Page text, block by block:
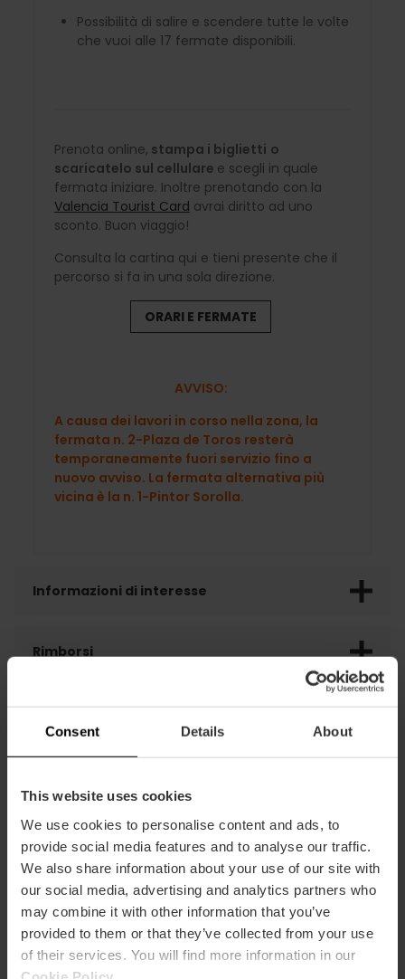
Consent Details About
This website uses cookies
We use cookies to personalise content and ads, to
provide social media features and to analyse our traffic.
We also share information about your use of our site with
our social media, advertising and analytics partners who
may combine it with other information that you’ve
provided to them or that they’ve collected from your use
of their services. You will find more information in our
Possibilità di salire e scendere tutte le volte
che vuoi alle 17 fermate disponibili.
Prenota online, stampa i biglietti o
scaricatelo sul cellulare e scegli in quale
fermata iniziare. Inoltre prenotando con la
Valencia Tourist Card avrai diritto ad uno
sconto. Buon viaggio!
Consulta la cartina qui e tieni presente che il
percorso si fa in una sola direzione.
ORARI E FERMATE
AVVISO:
A causa dei lavori in corso nella zona, la
fermata n. 2-Plaza de Toros resterà
temporaneamente fuori servizio fino a
nuovo avviso. La fermata alternativa più
vicina è la n. 1-Pintor Sorolla.
Informazioni di interesse
Rimborsi
VLC Tourist Card sconto
POTREBBE ANCHE INTERESSARTI